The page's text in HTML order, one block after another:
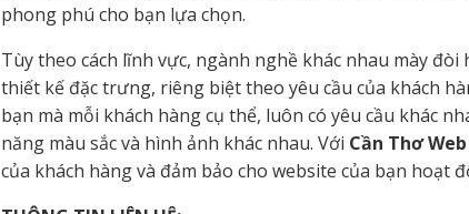
phong phú cho bạn lựa chọn.
Tùy theo cách lĩnh vực, ngành nghề khác nhau mày đòi
thiết kế đặc trưng, riêng biệt theo yêu cầu của khách
bạn mà mỗi khách hàng cụ thể, luôn có yêu cầu khác
năng màu sắc và hình ảnh khác nhau. Với Cần Thơ Web
của khách hàng và đảm bảo cho website của bạn hoạt